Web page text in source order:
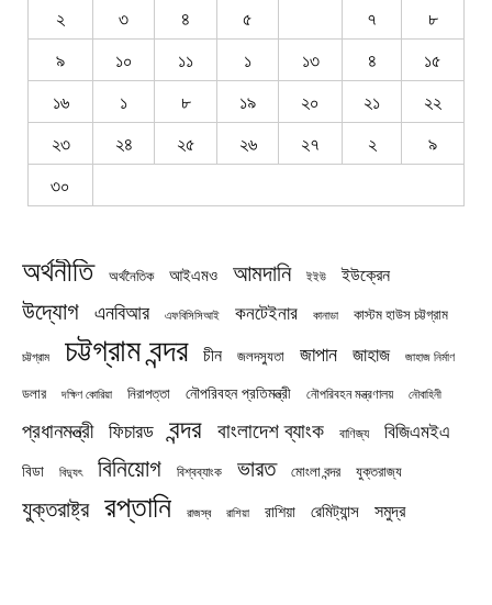
২
৩ ৪ ৫ ৭
৮
৯
১০ ১১ ১ ১৩ ৪
১৫
১৬
১ ৮ ১৯ ২০ ২১
২২
২৩
২৪ ২৫ ২৬ ২৭ ২
৯
৩০
অর্থনীতি অর্থনৈতিক আইএমও আমদানি ইইউ ইউক্রেন
উদ্যোগ এনবিআর এফবিসিসিআই কনটেইনার কানাডা কাস্টম হাউস চট্টগ্রাম
চট্টগ্রাম চট্টগ্রাম বন্দর চীন জলদস্যুতা জাপান জাহাজ জাহাজ নির্মাণ
ডলার দক্ষিণ কোরিয়া নিরাপত্তা নৌপরিবহন প্রতিমন্ত্রী নৌপরিবহন মন্ত্রণালয় নৌবাহিনী
প্রধানমন্ত্রী ফিচারড বন্দর বাংলাদেশ ব্যাংক বাণিজ্য বিজিএমইএ
বিডা বিদ্যুৎ বিনিয়োগ বিশ্বব্যাংক ভারত মোংলা বন্দর যুক্তরাজ্য
যুক্তরাষ্ট্র রপ্তানি রাজস্ব রাশিয়া রাশিয়া রেমিট্যান্স সমুদ্র